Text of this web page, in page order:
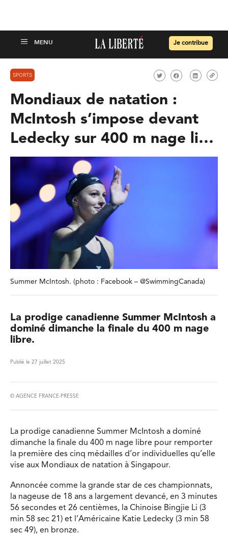
Je contribue
SPORTS
Mondiaux de natation :
McIntosh s’impose devant
Ledecky sur 400 m nage li…
Summer McIntosh. (photo : Facebook – @SwimmingCanada)
La prodige canadienne Summer McIntosh a
dominé dimanche la finale du 400 m nage
libre.
Publié le 27 juillet 2025
© AGENCE FRANCE-PRESSE
La prodige canadienne Summer McIntosh a dominé
dimanche la finale du 400 m nage libre pour remporter
la première des cinq médailles d’or individuelles qu’elle
vise aux Mondiaux de natation à Singapour.
Annoncée comme la grande star de ces championnats,
la nageuse de 18 ans a largement devancé, en 3 minutes
56 secondes et 26 centièmes, la Chinoise Bingjie Li (3
min 58 sec 21) et l’Américaine Katie Ledecky (3 min 58
sec 49), en bronze.